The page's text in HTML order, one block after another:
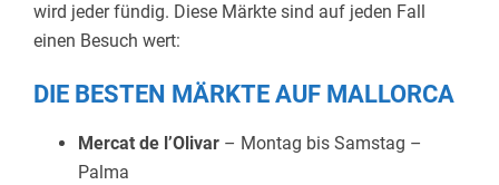
wird jeder fündig. Diese Märkte sind auf jeden Fall
einen Besuch wert:
DIE BESTEN MÄRKTE AUF MALLORCA
Mercat de l’Olivar – Montag bis Samstag –
Palma